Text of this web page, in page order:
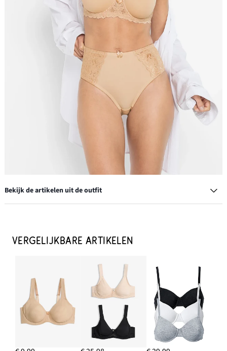
Bekijk de artikelen uit de outfit
€ 19,99
Maxislip met fijn kant (set van 2)
€ 15,99
VERGELIJKBARE ARTIKELEN